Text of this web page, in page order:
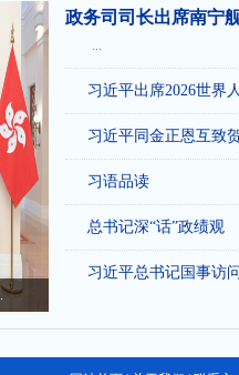
政务司司长出席南宁
...
习近平出席2026世界
习近平同金正恩互致
习语品读
总书记深“话”政绩观
习近平总书记国事访